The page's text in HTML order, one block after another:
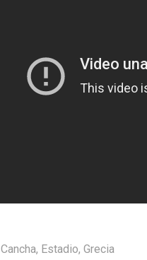
Cancha, Estadio, Grecia